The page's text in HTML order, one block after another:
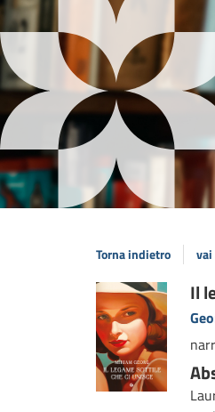
Torna indietro
Dettaglio
del
Il